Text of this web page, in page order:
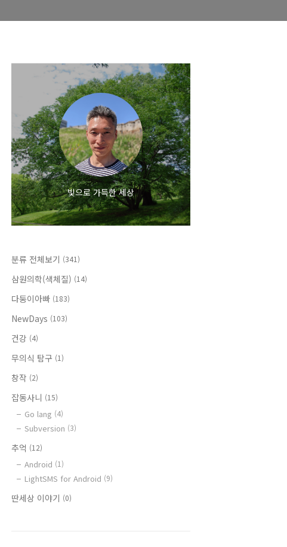
빛으로 가득한 세상
분류 전체보기 (341)
삼원의학(색체질) (14)
다둥이아빠 (183)
NewDays (103)
건강 (4)
무의식 탐구 (1)
창작 (2)
잡동사니 (15)
Go lang (4)
Subversion (3)
추억 (12)
Android (1)
LightSMS for Android (9)
딴세상 이야기 (0)